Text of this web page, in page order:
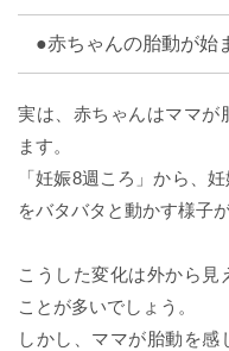
●赤ちゃんの胎動が始
実は、赤ちゃんはママが
ます。
「妊娠8週ころ」から、
をバタバタと動かす様子
こうした変化は外から見
ことが多いでしょう。
しかし、ママが胎動を